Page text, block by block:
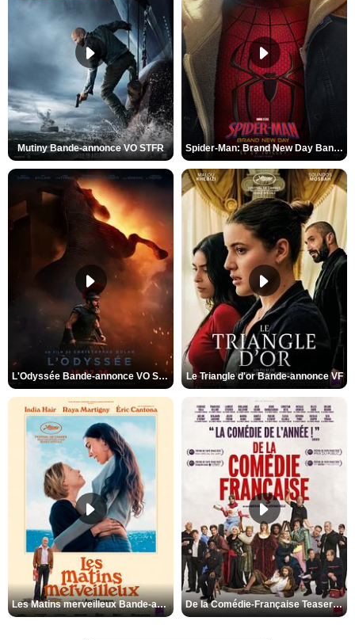
Mutiny Bande-annonce VO STFR Spider-Man: Brand New Day Bande-annonce VO STFR
L'Odyssée Bande-annonce VO STFR Le Triangle d'or Bande-annonce VF
Les Matins merveilleux Bande-annonce VF De la Comédie-Française Teaser VF